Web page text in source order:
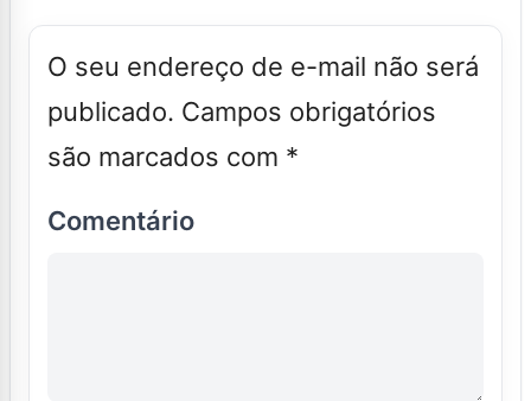
O seu endereço de e-mail não será
publicado. Campos obrigatórios
são marcados com *
Comentário